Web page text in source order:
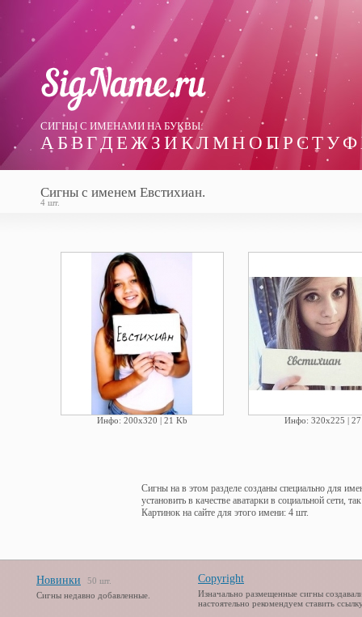
СИГНЫ С ИМЕНАМИ НА БУКВЫ:
АБ ВГД Е Ж З И КЛ МН О ПР С ТУ Ф
Сигны с именем Евстихиан.
4 шт.
Инфо: 200х320 | 21 Kb Инфо: 320х225 |
Сигны на в этом разделе созданы специально для
установить в качестве аватарки в социальной сети,
Картинок на сайте для этого имени: 4 шт.
Новинки
50 шт.
Сигны недавно добавленные.
Copyright
Изначально размещенные сигны
настоятельно рекомендуем ставить